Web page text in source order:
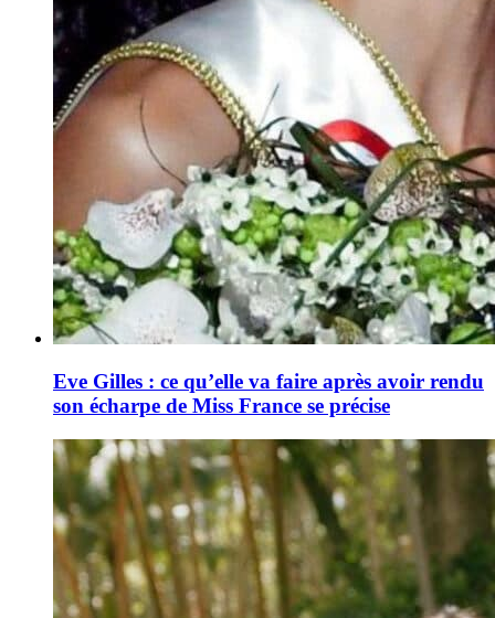
Eve Gilles : ce qu’elle va faire après avoir rendu
son écharpe de Miss France se précise